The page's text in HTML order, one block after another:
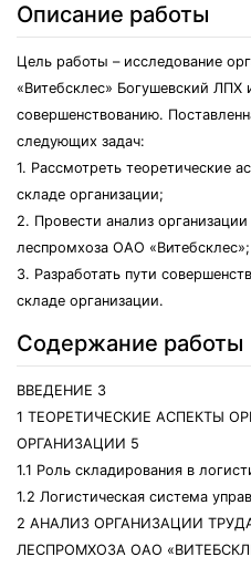
Описание работы
Цель работы – исследование
«Витебсклес» Богушевский ЛПХ
совершенствованию.
следующих задач:
1. Рассмотреть теоретические
складе организации;
2. Провести анализ
леспромхоза ОАО «Витебсклес»;
3. Разработать пути
складе организации.
Содержание работы
ВВЕДЕНИЕ 3
1 ТЕОРЕТИЧЕСКИЕ АСПЕКТЫ
ОРГАНИЗАЦИИ 5
1.1 Роль складирования в
1.2 Логистическая система
2 АНАЛИЗ ОРГАНИЗАЦИИ
ЛЕСПРОМХОЗА ОАО